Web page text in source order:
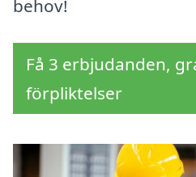
behov!
Få 3 erbjudanden,
förpliktelser